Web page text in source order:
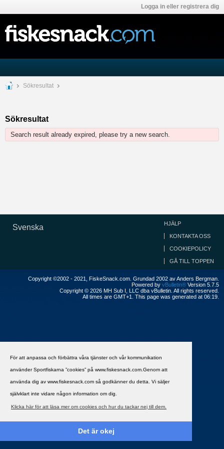
För att anpassa och förbättra våra tjänster och vår kommunikation
använder Sportfiskarna ”cookies” på www.fiskesnack.com.Genom att
använda dig av www.fiskesnack.com så godkänner du detta. Vi säljer
självklart inte vidare någon information om dig.
Klicka här för att läsa mer om cookies och hur du tackar nej till dem.
Det är okej
Logga in eller registrera dig
Sökresultat
Sökresultat
Search result already expired, please try a new search.
Svenska HJÄLP
KONTAKTA OSS
COOKIEPOLICY
GÅ TILL TOPPEN
Copyright ©2002 - 2021, FiskeSnack.com. Grundad 2002 av Anders Bergman.
Powered by vBulletin® Version 5.7.5
Copyright © 2026 MH Sub I, LLC dba vBulletin. All rights reserved.
All times are GMT+1. This page was generated at 06:19.